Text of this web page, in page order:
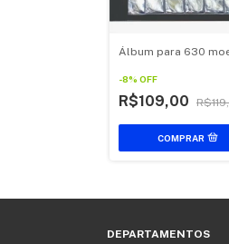
Álbum para 630
-8% OFF
R$109,00
DEPARTAMENTOS